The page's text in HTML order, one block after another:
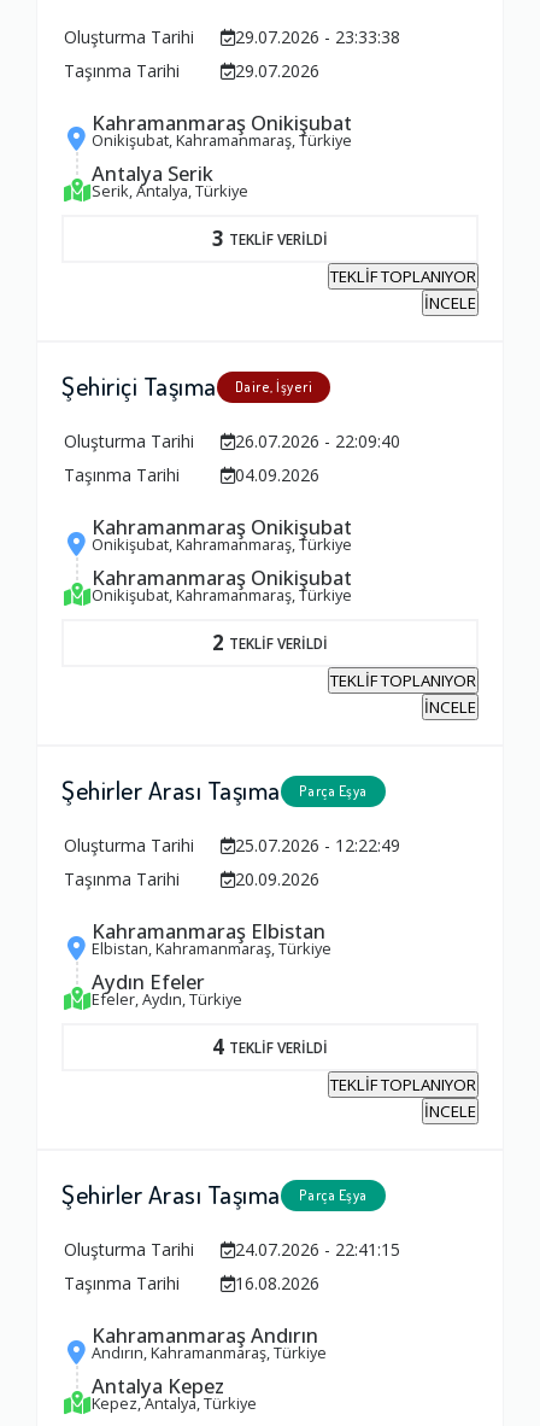
Oluşturma Tarihi
29.07.2026 - 23:33:38
Taşınma Tarihi
29.07.2026
Kahramanmaraş Onikişubat
Onikişubat, Kahramanmaraş, Türkiye
Antalya Serik
Serik, Antalya, Türkiye
3 TEKLİF VERİLDİ
TEKLİF TOPLANIYOR
İNCELE
Şehiriçi Taşıma Daire, İşyeri
Oluşturma Tarihi
26.07.2026 - 22:09:40
Taşınma Tarihi
04.09.2026
Kahramanmaraş Onikişubat
Onikişubat, Kahramanmaraş, Türkiye
Kahramanmaraş Onikişubat
Onikişubat, Kahramanmaraş, Türkiye
2 TEKLİF VERİLDİ
TEKLİF TOPLANIYOR
İNCELE
Şehirler Arası Taşıma Parça Eşya
Oluşturma Tarihi
25.07.2026 - 12:22:49
Taşınma Tarihi
20.09.2026
Kahramanmaraş Elbistan
Elbistan, Kahramanmaraş, Türkiye
Aydın Efeler
Efeler, Aydın, Türkiye
4 TEKLİF VERİLDİ
TEKLİF TOPLANIYOR
İNCELE
Şehirler Arası Taşıma Parça Eşya
Oluşturma Tarihi
24.07.2026 - 22:41:15
Taşınma Tarihi
16.08.2026
Kahramanmaraş Andırın
Andırın, Kahramanmaraş, Türkiye
Antalya Kepez
Kepez, Antalya, Türkiye